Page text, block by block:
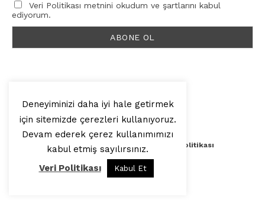
Veri Politikası metnini okudum ve şartlarını kabul
ediyorum.
© 2025, Artilop
Künye Yazar Başvurusu Veri Politikası
Yukarı Çık
Deneyiminizi daha iyi hale getirmek
için sitemizde çerezleri kullanıyoruz.
Devam ederek çerez kullanımımızı
kabul etmiş sayılırsınız.
Veri Politikası
Kabul Et